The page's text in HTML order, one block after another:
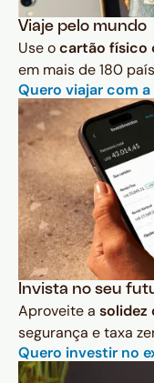
Viaje pelo mundo
Use ocartão físico
em mais de 180
Quero viajar com a
Invista no seu
Aproveite a solidez
segurança e taxa
Quero investir no